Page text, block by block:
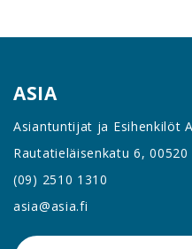
ASIA
Asiantuntijat ja Esihenkilöt
Rautatieläisenkatu 6, 00520
(09) 2510 1310
asia@asia.fi